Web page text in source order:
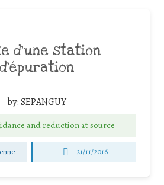
d’une station
d’épuration
by:SEPANGUY
and reduction at source
21/11/2016